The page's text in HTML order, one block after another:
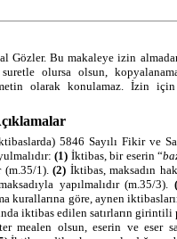
Gözler. Bu makaleye izin
olursa olsun,
olarak konulamaz. İzin
5846 Sayılı Fikir ve
(1) İktibas, bir eserin “
(m.35/1).(2) İktibas, maksadın
yapılmalıdır (m.35/3).
kurallarına göre, aynen
iktibas edilen satırların
mealen olsun, eserin ve eser